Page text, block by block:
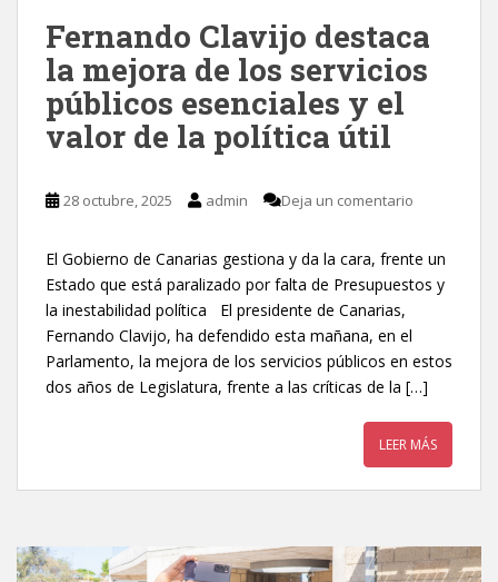
Fernando Clavijo destaca
la mejora de los servicios
públicos esenciales y el
valor de la política útil
28 octubre, 2025 admin Deja un comentario
El Gobierno de Canarias gestiona y da la cara, frente un
Estado que está paralizado por falta de Presupuestos y
la inestabilidad política El presidente de Canarias,
Fernando Clavijo, ha defendido esta mañana, en el
Parlamento, la mejora de los servicios públicos en estos
dos años de Legislatura, frente a las críticas de la […]
LEER MÁS